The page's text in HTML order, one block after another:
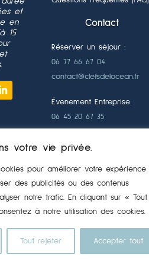
votre vie privée.
pour améliorer votre expérience
des publicités ou des contenus
notre trafic. En cliquant sur « Tout
à notre utilisation des cookies.
Tout rejeter Accepter tout
et
en
15
Contact
Réserver un séjour :
06 77 66 67 04
contact@clefsdelocean.fr
Évenement Entreprise:
06 45 20 67 35
｜Comité de Direction –
Codir｜Séjour Inventive ｜
Journée d’étude｜Réunion
｜Sponsors Vendée Globe